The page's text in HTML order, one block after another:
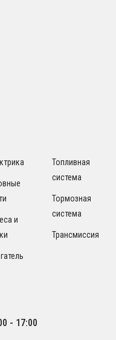
и
Топливная
система
Тормозная
система
Трансмиссия
- 17:00